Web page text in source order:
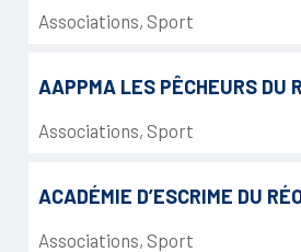
Associations, Sport
AAPPMA LES PÊCHEURS DU
Associations, Sport
ACADÉMIE D’ESCRIME DU
Associations, Sport